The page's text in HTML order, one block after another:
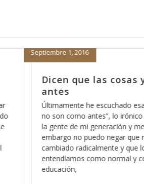
La mejor manera de
2014, parte 6
Enero 7, 2014
Una de las cosas que nos deben
claras es que en el Reino de los
sentimientos, y esto no se lo
confundirle o hacerle sentir mal,
hago con la intención de que
como es que